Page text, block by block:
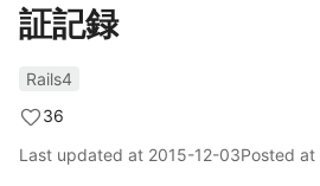
証記録
Rails4
36
Last updated at 2015-12-03Posted at